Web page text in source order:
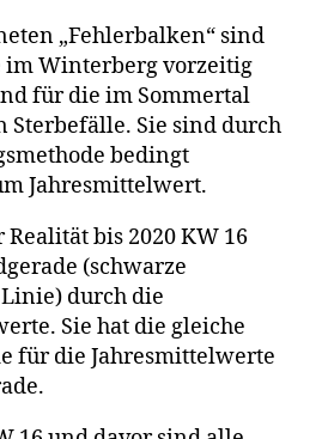
„Fehlerbalken“ sind
im Winterberg vorzeitig
für die im Sommertal
Sterbefälle. Sie sind durch
bedingt
Jahresmittelwert.
Realität bis 2020 KW 16
(schwarze
durch die
Sie hat die gleiche
für die Jahresmittelwerte